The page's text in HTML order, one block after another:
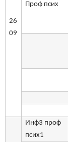
26
09
Проф псих
Инф3 проф
псих1